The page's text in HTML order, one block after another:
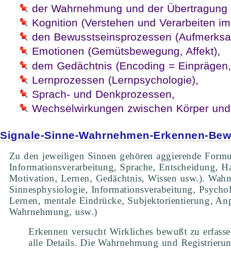
der Wahrnehmung und der
Kognition (Verstehen und Verarbeiten
den Bewusstseinsprozessen
Emotionen (Gemütsbewegung, Affekt),
dem Gedächtnis (Encoding =
Lernprozessen (Lernpsychologie),
Sprach- und Denkprozessen,
Wechselwirkungen zwischen Körper
Signale-Sinne-Wahrnehmen-Erkennen-
Zu den jeweiligen Sinnen gehören aggierende
Informationsverarbeitung, Sprache, Entscheidung,
Motivation, Lernen, Gedächtnis, Wissen usw.).
Sinnesphysiologie, Informationsverabeitung,
Lernen, mentale Eindrücke, Subjektorientierung,
Wahrnehmung, usw.)
Erkennen versucht Wirkliches bewußt zu
alle Details. Die Wahrnehmung und